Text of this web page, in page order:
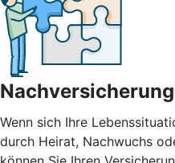
Wenn sich Ihre
durch Heirat, Nachwuchs